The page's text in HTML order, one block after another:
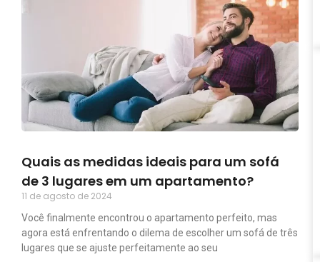
Quais as medidas ideais para um sofá
de 3 lugares em um apartamento?
11 de agosto de 2024
Você finalmente encontrou o apartamento perfeito, mas
agora está enfrentando o dilema de escolher um sofá de três
lugares que se ajuste perfeitamente ao seu